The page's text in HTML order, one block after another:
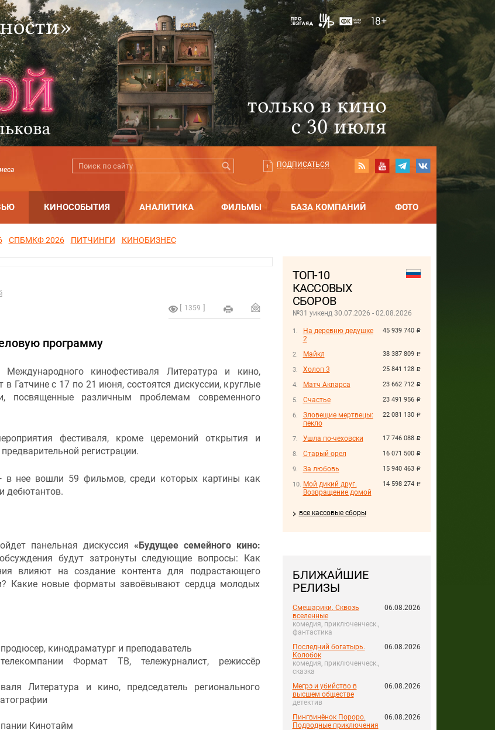
ПОДПИСАТЬСЯ
КИНОСОБЫТИЯ АНАЛИТИКА ФИЛЬМЫ БАЗА КОМПАНИЙ ФОТО
СПБМКФ 2026 ПИТЧИНГИ КИНОБИЗНЕС
ТОП-10
КАССОВЫХ
СБОРОВ
№31 уикенд 30.07.2026 - 02.08.2026
45 939 740 руб.
На деревню дедушке
2
38 387 809 руб.
Майкл
25 841 128 руб.
Холоп 3
23 662 712 руб.
Матч Акпарса
23 491 956 руб.
Счастье
22 081 130 руб.
Зловещие мертвецы:
пекло
17 746 088 руб.
Ушла по-чеховски
16 071 500 руб.
Старый орел
15 940 463 руб.
За любовь
14 598 274 руб.
Мой дикий друг.
Возвращение домой
все кассовые сборы
БЛИЖАЙШИЕ
РЕЛИЗЫ
Смешарики. Сквозь
вселенные
комедия, приключенческ.,
фантастика
06.08.2026
Последний богатырь.
Колобок
комедия, приключенческ.,
сказка
06.08.2026
Мегрэ и убийство в
высшем обществе
детектив
06.08.2026
Пингвинёнок Пороро.
Подводные приключения
06.08.2026
1359
программу
кинофестиваля Литература и кино,
в Гатчине с 17 по 21 июня, состоятся дискуссии, круглые
посвященные различным проблемам современного
фестиваля, кроме церемоний открытия и
регистрации.
в нее вошли 59 фильмов, среди которых картины как
дебютантов.
панельная дискуссия «Будущее семейного кино:
будут затронуты следующие вопросы: Как
влияют на создание контента для подрастающего
Какие новые форматы завоёвывают сердца молодых
кинодраматург и преподаватель
Формат ТВ, тележурналист, режиссёр
Литература и кино, председатель регионального
Кинотайм